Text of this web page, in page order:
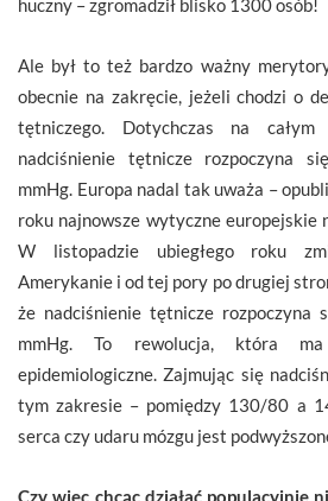
Ale był to też bardzo ważny
obecnie na zakręcie, jeżeli chodzi o
tętniczego. Dotychczas na
nadciśnienie tętnicze rozpoczyna
mmHg. Europa nadal tak uważa –
roku najnowsze wytyczne europejskie
W listopadzie ubiegłego roku
Amerykanie i od tej pory po drugiej
że nadciśnienie tętnicze
mmHg. To rewolucja, która ma
epidemiologiczne. Zajmując się
tym zakresie – pomiędzy 130/80 a
serca czy udaru mózgu jest
Czy więc chcąc działać populacyjnie